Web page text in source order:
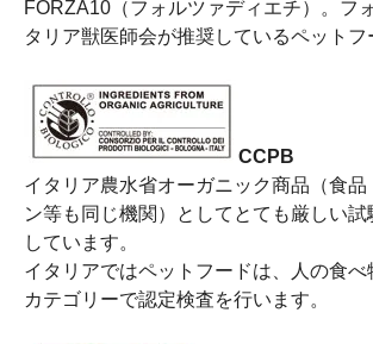
FORZA10（フォルツァディエチ）。フ
タリア獣医師会が推奨しているペットフ
CCPB
イタリア農水省オーガニック商品（食品
ン等も同じ機関）としてとても厳しい
しています。
イタリアではペットフードは、人の食べ
カテゴリーで認定検査を行います。